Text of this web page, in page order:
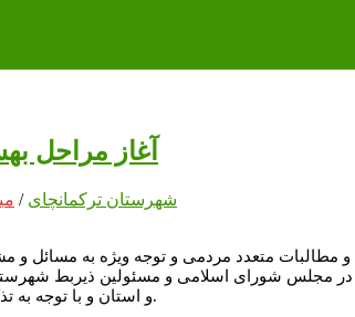
آغاز مراحل
شهرستان ترکمانچای /
مطالبات متعدد مردمی و توجه ویژه به مسائل و
در مجلس شورای اسلامی و مسئولین ذیربط
و استان و با توجه به تذکرات و تاکیدات صورت گرفته، مراحل بهسازی و آسفالت مسیر میانه به شیخدرآباد آغاز گردید.